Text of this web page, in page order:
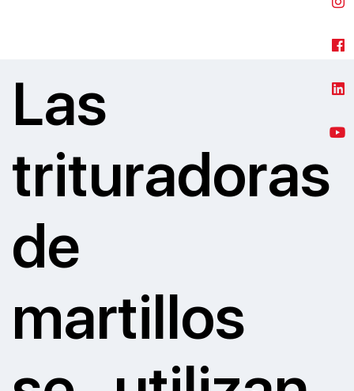
Las
trituradoras
de
martillos